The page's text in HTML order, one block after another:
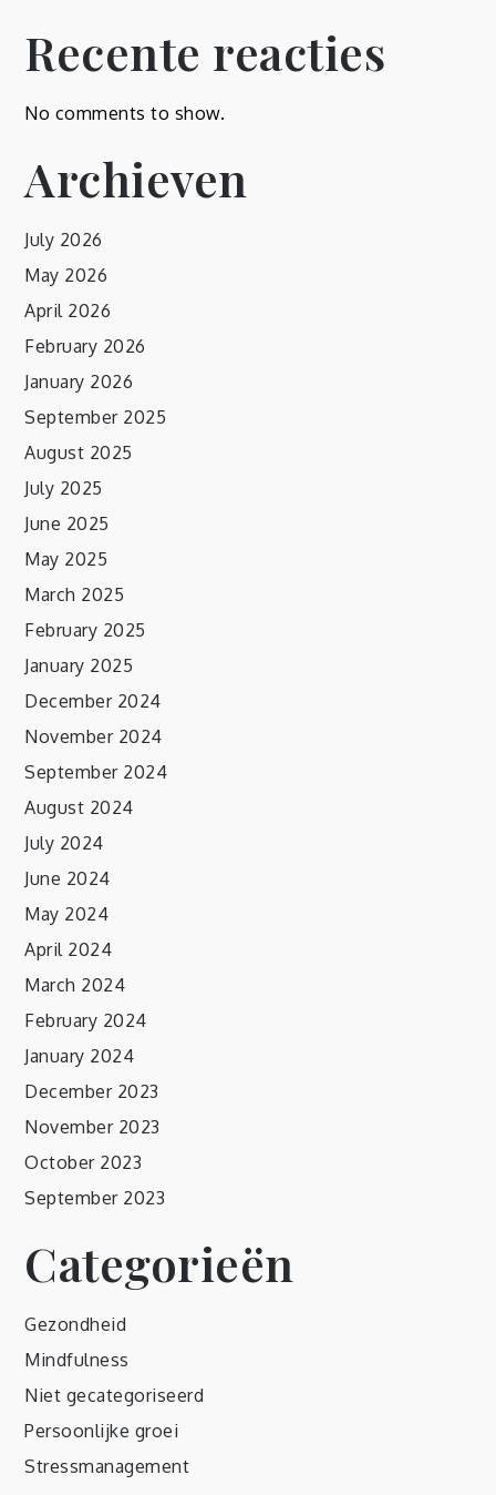
Recente reacties
No comments to show.
Archieven
July 2026
May 2026
April 2026
February 2026
January 2026
September 2025
August 2025
July 2025
June 2025
May 2025
March 2025
February 2025
January 2025
December 2024
November 2024
September 2024
August 2024
July 2024
June 2024
May 2024
April 2024
March 2024
February 2024
January 2024
December 2023
November 2023
October 2023
September 2023
Categorieën
Gezondheid
Mindfulness
Niet gecategoriseerd
Persoonlijke groei
Stressmanagement